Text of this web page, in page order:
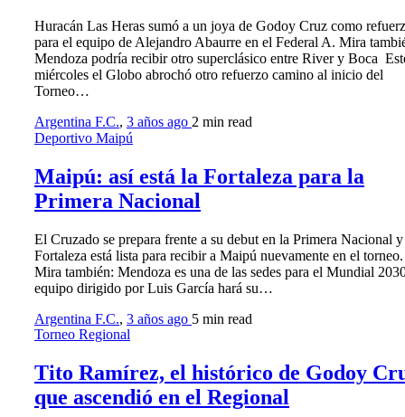
Huracán Las Heras sumó a un joya de Godoy Cruz como
para el equipo de Alejandro Abaurre en el Federal A. Mira
Mendoza podría recibir otro superclásico entre River y Boca
miércoles el Globo abrochó otro refuerzo camino al inicio del
Torneo…
Argentina F.C., 3 años ago 2 min read
Deportivo Maipú
Maipú: así está la Fortaleza para la
Primera Nacional
El Cruzado se prepara frente a su debut en la Primera Nacional
Fortaleza está lista para recibir a Maipú nuevamente en el torneo.
Mira también: Mendoza es una de las sedes para el Mundial
equipo dirigido por Luis García hará su…
Argentina F.C., 3 años ago 5 min read
Torneo Regional
Tito Ramírez, el histórico de Godoy
que ascendió en el Regional